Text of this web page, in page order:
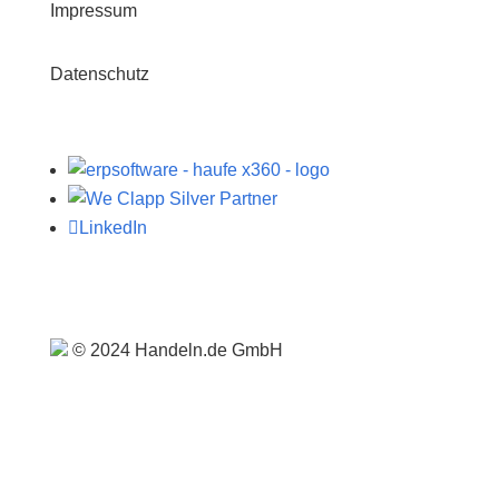
Impressum
Datenschutz
 LinkedIn
© 2024 Handeln.de GmbH